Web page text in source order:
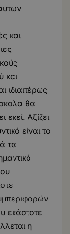
και
και
ιδιαιτέρως
θα
εκεί. Αξίζει
είναι το
τα
εκάστοτε
η